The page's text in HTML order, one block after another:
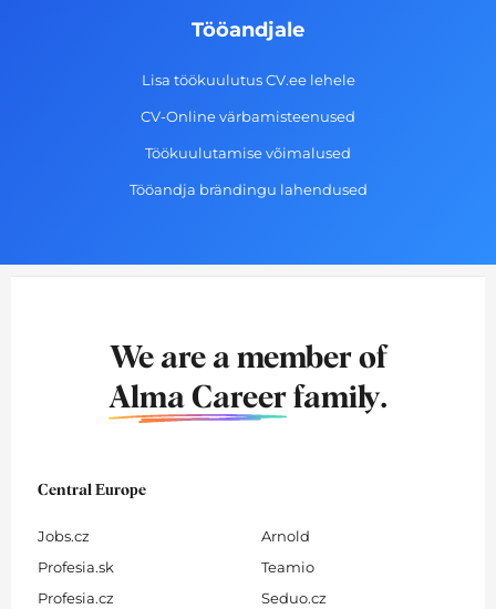
Tööandjale
Lisa töökuulutus CV.ee lehele
CV-Online värbamisteenused
Töökuulutamise võimalused
Tööandja brändingu lahendused
We are a member of
Alma Career family.
Central Europe
Jobs.cz
Profesia.sk
Profesia.cz
Arnold
Teamio
Seduo.cz